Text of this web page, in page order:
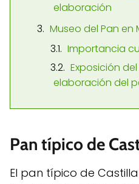
elaboración
Museo del Pan en
Importancia
Exposición
elaboración del
Pan típico de
El pan típico de